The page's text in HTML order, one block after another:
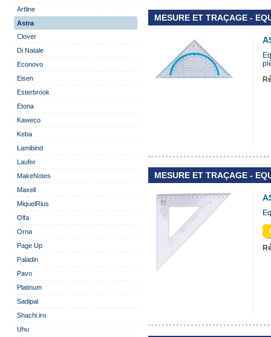
Artline
Astra
Clover
Di Natale
Econovo
Eisen
Esterbrook
Etona
Kaweco
Keba
Lamibind
Laufer
MakeNotes
Maxell
MiquelRius
Olfa
Orna
Page Up
Paladin
Pavo
Platinum
Sadipal
Shachi.iro
Uhu
MESURE ET TRAÇAGE -
MESURE ET TRAÇAGE -